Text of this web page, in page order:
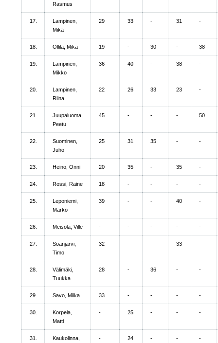
Rasmus
17.
Lampinen,
Mika
29 33 - 31 -
18. Ollila, Mika 19 - 30 - 38
19.
Lampinen,
Mikko
36 40 - 38 -
20.
Lampinen,
Riina
22 26 33 23 -
21.
Juupaluoma,
Peetu
45 - - - 50
22.
Suominen,
Juho
25 31 35 - -
23. Heino, Onni 20 35 - 35 -
24. Rossi, Raine 18 - - - -
25.
Leponiemi,
Marko
39 - - 40 -
26. Meisola, Ville - - - - -
27.
Soanjärvi,
Timo
32 - - 33 -
28.
Välimäki,
Tuukka
28 - 36 - -
29. Savo, Miika 33 - - - -
30.
Korpela,
Matti
- 25 - - -
31.
Kaukolinna,
- 24 - - -